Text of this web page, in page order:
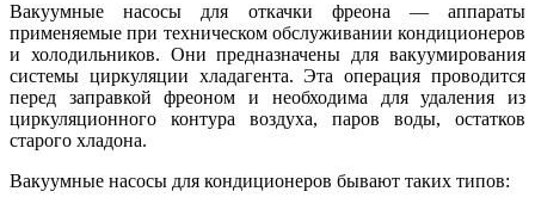
Вакуумные насосы для откачки фреона — аппараты
применяемые при техническом обслуживании кондиционеров
и холодильников. Они предназначены для вакуумирования
системы циркуляции хладагента. Эта операция проводится
перед заправкой фреоном и необходима для удаления из
циркуляционного контура воздуха, паров воды, остатков
старого хладона.
Вакуумные насосы для кондиционеров бывают таких типов: